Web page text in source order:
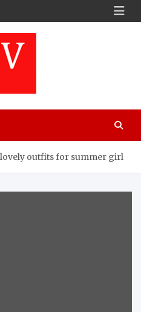
outfits for summer girl